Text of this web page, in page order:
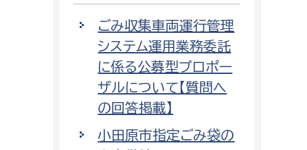
ごみ収集車両運行管理
システム運用業務委託
に係る公募型プロポー
ザルについて【質問へ
の回答掲載】
小田原市指定ごみ袋の